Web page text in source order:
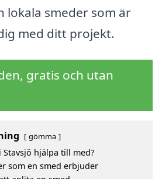
lokala smeder som är
med ditt projekt.
gratis och utan
gömma
Stavsjö hjälpa till med?
som en smed erbjuder